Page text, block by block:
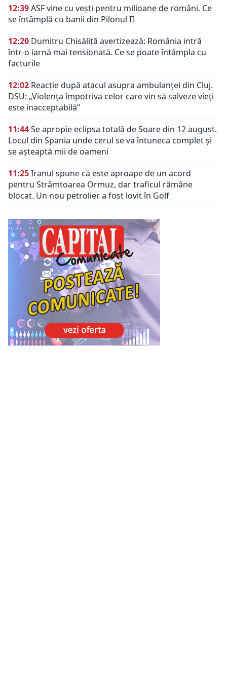
12:39ASF vine cu vești pentru milioane de români. Ce
se întâmplă cu banii din Pilonul II
12:20 Dumitru Chisăliță avertizează: România intră
într-o iarnă mai tensionată. Ce se poate întâmpla cu
facturile
12:02 Reacție după atacul asupra ambulanței din Cluj.
DSU: „Violența împotriva celor care vin să salveze vieți
este inacceptabilă”
11:44Se apropie eclipsa totală de Soare din 12 august.
Locul din Spania unde cerul se va întuneca complet și
se așteaptă mii de oameni
11:25Iranul spune că este aproape de un acord
pentru Strâmtoarea Ormuz, dar traficul rămâne
blocat. Un nou petrolier a fost lovit în Golf